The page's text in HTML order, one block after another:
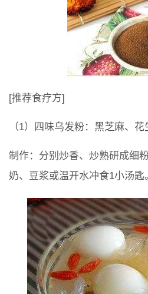
[推荐食疗方]
（1）四味乌发粉：黑芝麻、
制作：分别炒香、炒熟研成细
奶、豆浆或温开水冲食1小汤匙